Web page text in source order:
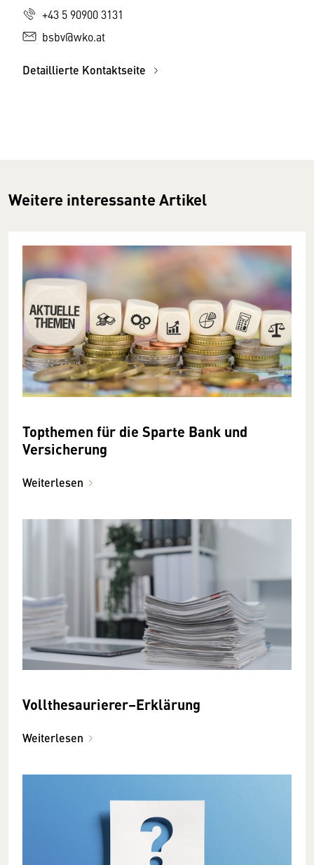
+43 5 90900 3131
bsbv@wko.at
Detaillierte Kontaktseite
Weitere interessante Artikel
Topthemen für die Sparte Bank und
Versicherung
Weiterlesen
Vollthesaurierer–Erklärung
Weiterlesen